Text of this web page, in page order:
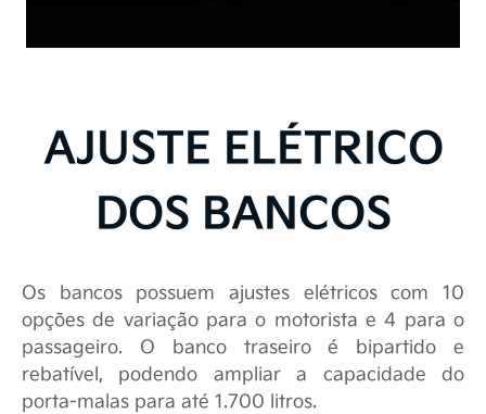
AJUSTE ELÉTRICO
DOS BANCOS
Os bancos possuem ajustes elétricos com 10
opções de variação para o motorista e 4 para o
passageiro. O banco traseiro é bipartido e
rebatível, podendo ampliar a capacidade do
porta-malas para até 1.700 litros.